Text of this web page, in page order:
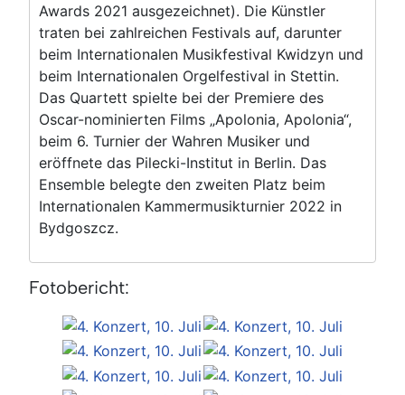
Awards 2021 ausgezeichnet). Die Künstler
traten bei zahlreichen Festivals auf, darunter
beim Internationalen Musikfestival Kwidzyn und
beim Internationalen Orgelfestival in Stettin.
Das Quartett spielte bei der Premiere des
Oscar-nominierten Films „Apolonia, Apolonia“,
beim 6. Turnier der Wahren Musiker und
eröffnete das Pilecki-Institut in Berlin. Das
Ensemble belegte den zweiten Platz beim
Internationalen Kammermusikturnier 2022 in
Bydgoszcz.
Fotobericht: